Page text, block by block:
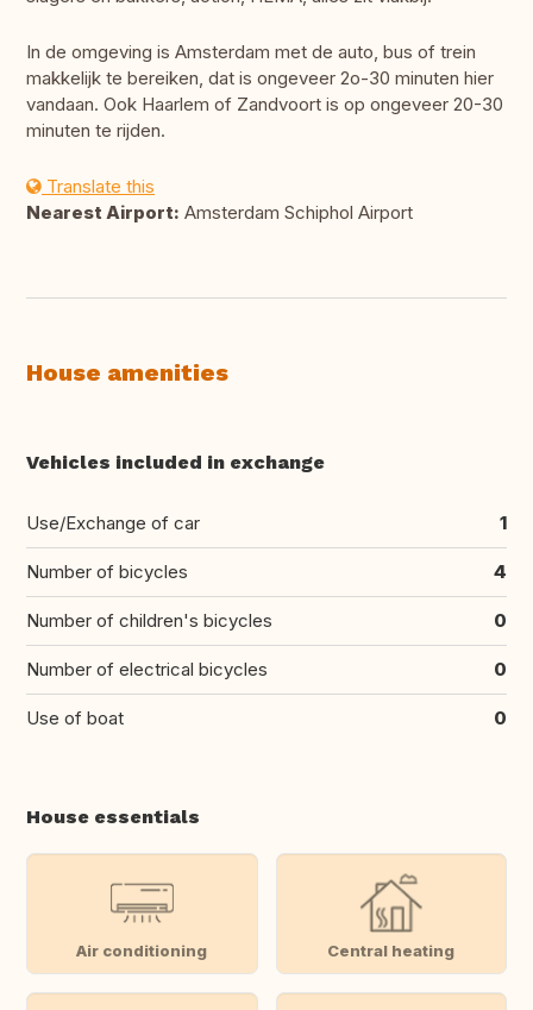
In de omgeving is Amsterdam met de auto, bus of trein
makkelijk te bereiken, dat is ongeveer 2o-30 minuten hier
vandaan. Ook Haarlem of Zandvoort is op ongeveer 20-30
minuten te rijden.
Translate this
Nearest Airport: Amsterdam Schiphol Airport
House amenities
Vehicles included in exchange
Use/Exchange of car 1
Number of bicycles 4
Number of children's bicycles 0
Number of electrical bicycles 0
Use of boat 0
House essentials
Air conditioning Central heating